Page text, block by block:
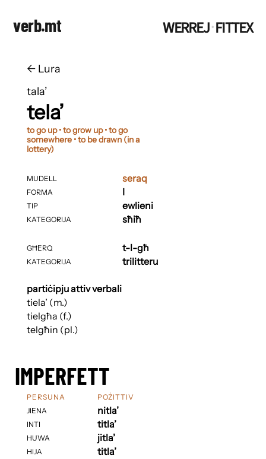
verb.mt WERREJ·FITTEX
← ​​Lura
tala’
tela’
to go up • to grow up • to go
somewhere • to be drawn (in a
lottery)
MUDELL
FORMA
TIP
KATEGORIJA
GĦERQ
KATEGORIJA
seraq
I
ewlieni
sħiħ
t-l-għ
trilitteru
partiċipju attiv verbali
tiela’ (m.)
tielgħa (f.)
telgħin (pl.)
IMPERFETT
PERSUNA
JIENA
INTI
HUWA
HIJA
POŻITTIV
nitla’
titla’
jitla’
titla’